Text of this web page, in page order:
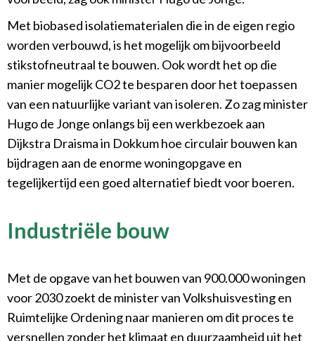
Met biobased isolatiematerialen die in de eigen regio
worden verbouwd, is het mogelijk om bijvoorbeeld
stikstofneutraal te bouwen. Ook wordt het op die
manier mogelijk CO2 te besparen door het toepassen
van een natuurlijke variant van isoleren. Zo zag minister
Hugo de Jonge onlangs bij een werkbezoek aan
Dijkstra Draisma in Dokkum hoe circulair bouwen kan
bijdragen aan de enorme woningopgave en
tegelijkertijd een goed alternatief biedt voor boeren.
Industriële bouw
Met de opgave van het bouwen van 900.000 woningen
voor 2030 zoekt de minister van Volkshuisvesting en
Ruimtelijke Ordening naar manieren om dit proces te
versnellen zonder het klimaat en duurzaamheid uit het